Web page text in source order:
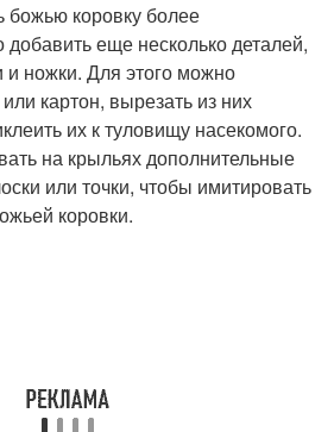
божью коровку более
еще несколько деталей,
и ножки. Для этого можно
картон, вырезать из них
их к туловищу насекомого.
на крыльях дополнительные
или точки, чтобы имитировать
коровки.